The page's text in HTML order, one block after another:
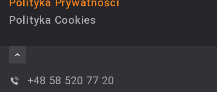
Polityka Prywatności
Polityka Cookies
+48 58 520 77 20